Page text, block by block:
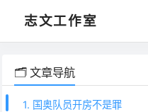
志文工作室
🗂️ 文章导航
1. 国奥队员开房不是罪